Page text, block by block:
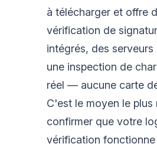
à télécharger et offre
vérification de
intégrés, des
une inspection de
réel — aucune carte
C'est le moyen le plus
confirmer que votre
vérification fonctionne